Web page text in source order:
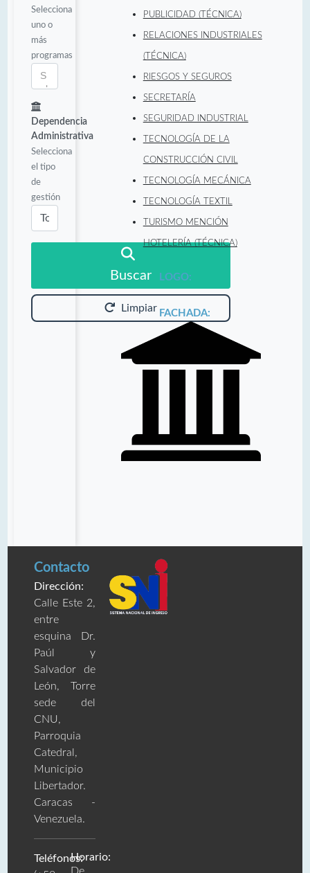
Selecciona
uno o
más
programas
Dependencia
Administrativa
Selecciona
el tipo
de
gestión
Buscar
Limpiar
PUBLICIDAD (TÉCNICA)
RELACIONES INDUSTRIALES
(TÉCNICA)
RIESGOS Y SEGUROS
SECRETARÍA
SEGURIDAD INDUSTRIAL
TECNOLOGÍA DE LA
CONSTRUCCIÓN CIVIL
TECNOLOGÍA MECÁNICA
TECNOLOGÍA TEXTIL
TURISMO MENCIÓN
HOTELERÍA (TÉCNICA)
LOGO:
FACHADA:
Contacto
Dirección:
Calle Este 2,
entre
esquina Dr.
Paúl y
Salvador de
León, Torre
sede del
CNU,
Parroquia
Catedral,
Municipio
Libertador.
Caracas -
Venezuela.
Teléfonos:Horario: